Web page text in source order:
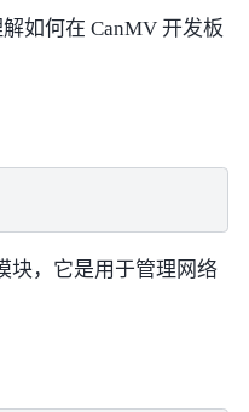
如何在 CanMV 开发板
块，它是用于管理网络